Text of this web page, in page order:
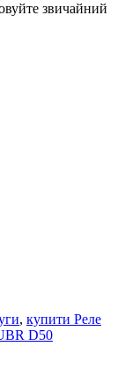
звичайний
, купити Реле
D50